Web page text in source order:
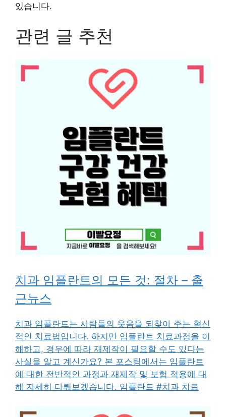
있습니다.
관련 글 추천
치과 임플란트의 모든 것: 절차 – 출
근뉴스
치과 임플란트는 사람들의 웃음을 되찾아 주는 혁신
적인 치료법입니다. 하지만 임플란트 치료과정을 이
해하고, 경우에 따라 재제작이 필요할 수도 있다는
사실을 알고 계신가요? 본 포스팅에서는 임플란트
에 대한 전반적인 과정과 재제작 및 보험 적용에 대
해 자세히 다뤄보겠습니다. 임플란트 #치과 치료